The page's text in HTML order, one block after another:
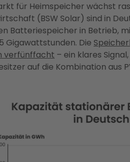
für Heimspeicher wächst
(BSW Solar) sind in
Batteriespeicher in Betrieb,
Gigawattstunden. Die
verfünffacht – ein klares
auf die Kombination aus